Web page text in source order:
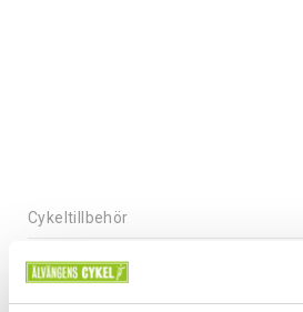
Cykeltillbehör
SRAM NX PG-1230 11-50 12s